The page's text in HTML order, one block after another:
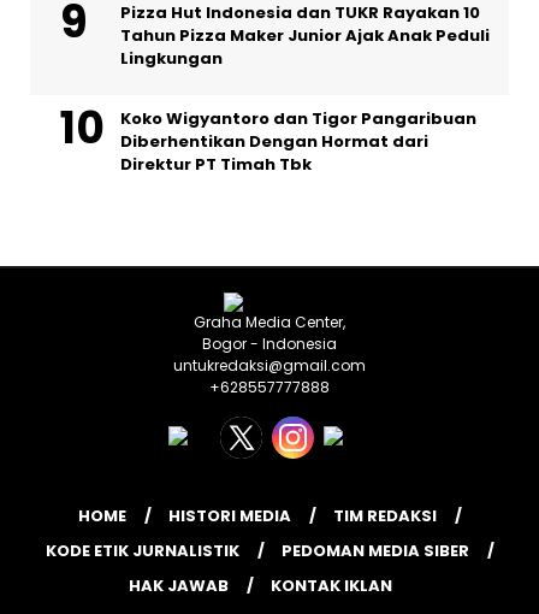
Pizza Hut Indonesia dan TUKR Rayakan 10
Tahun Pizza Maker Junior Ajak Anak Peduli
Lingkungan
Koko Wigyantoro dan Tigor Pangaribuan
Diberhentikan Dengan Hormat dari
Direktur PT Timah Tbk
Graha Media Center,
Bogor - Indonesia
untukredaksi@gmail.com
+628557777888
HOME HISTORI MEDIA
TIM REDAKSI
KODE ETIK JURNALISTIK
PEDOMAN MEDIA SIBER
HAK JAWAB
KONTAK IKLAN